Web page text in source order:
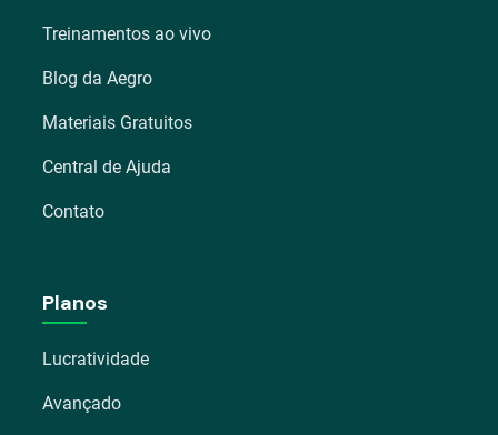
Treinamentos ao vivo
Blog da Aegro
Materiais Gratuitos
Central de Ajuda
Contato
Planos
Lucratividade
Avançado